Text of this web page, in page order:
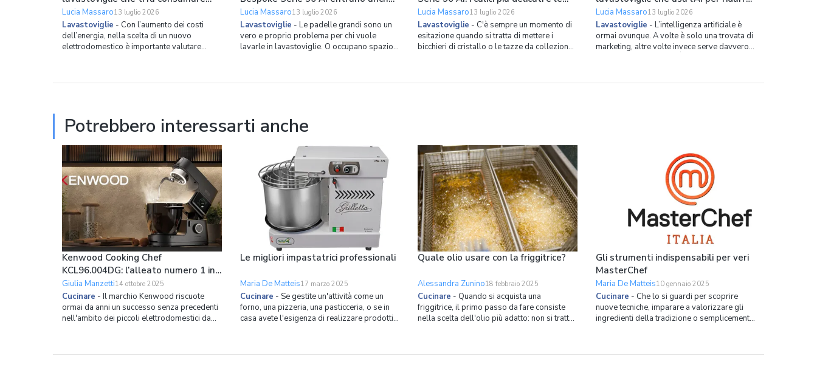
meno ogni giorno
Lucia Massaro13 luglio 2026
Lavastoviglie - Con l’aumento dei costi
dell’energia, nella scelta di un nuovo
elettrodomestico è importante valutare
le padelle grandi in verticale
Lucia Massaro13 luglio 2026
Lavastoviglie - Le padelle grandi sono un
vero e proprio problema per chi vuole
lavarle in lavastoviglie. O occupano spazio
tazze da collezione hanno il loro
spazio dedicato
Lucia Massaro13 luglio 2026
Lavastoviglie - C'è sempre un momento di
esitazione quando si tratta di mettere i
bicchieri di cristallo o le tazze da collezione
i consumi
Lucia Massaro13 luglio 2026
Lavastoviglie - L’intelligenza artificiale è
ormai ovunque. A volte è solo una trovata di
marketing, altre volte invece serve davvero a
Potrebbero interessarti anche
Kenwood Cooking Chef
KCL96.004DG: l’alleato numero 1 in
cucina
Giulia Manzetti14 ottobre 2025
Cucinare - Il marchio Kenwood riscuote
ormai da anni un successo senza precedenti
nell'ambito dei piccoli elettrodomestici da
Le migliori impastatrici professionali
Maria De Matteis17 marzo 2025
Cucinare - Se gestite un'attività come un
forno, una pizzeria, una pasticceria, o se in
casa avete l'esigenza di realizzare prodotti
Quale olio usare con la friggitrice?
Alessandra Zunino18 febbraio 2025
Cucinare - Quando si acquista una
friggitrice, il primo passo da fare consiste
nella scelta dell'olio più adatto: non si tratta
Gli strumenti indispensabili per veri
MasterChef
Maria De Matteis10 gennaio 2025
Cucinare - Che lo si guardi per scoprire
nuove tecniche, imparare a valorizzare gli
ingredienti della tradizione o semplicemente